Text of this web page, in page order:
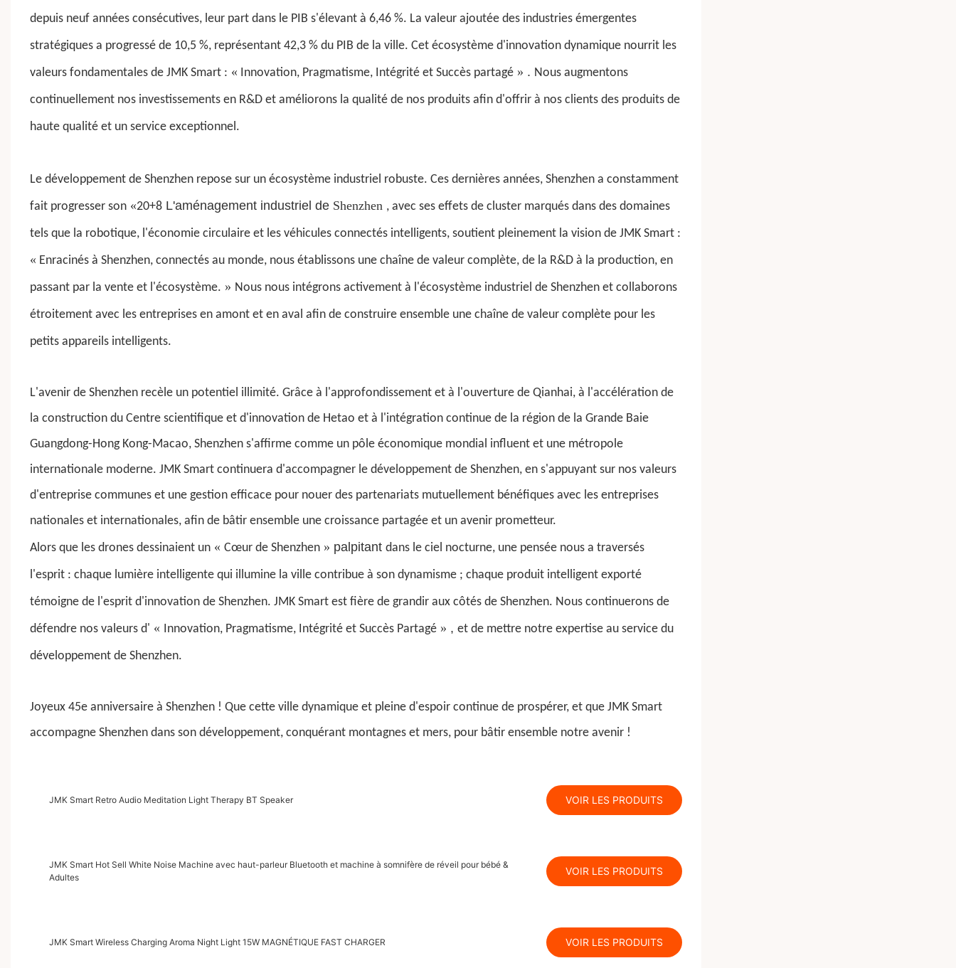
depuis neuf années consécutives, leur part dans le PIB s'élevant à 6,46 %. La valeur ajoutée des industries émergentes
stratégiques a progressé de 10,5 %, représentant 42,3 % du PIB de la ville. Cet écosystème d'innovation dynamique nourrit les
valeurs fondamentales de JMK Smart : « Innovation, Pragmatisme, Intégrité et Succès partagé» . Nous augmentons
continuellement nos investissements en R&D et améliorons la qualité de nos produits afin d'offrir à nos clients des produits de
haute qualité et un service exceptionnel.
Le développement de Shenzhen repose sur un écosystème industriel robuste. Ces dernières années, Shenzhen a constamment
fait progresser son «20+8L'aménagement industriel de Shenzhen , avec ses effets de cluster marqués dans des domaines
tels que la robotique, l'économie circulaire et les véhicules connectés intelligents, soutient pleinement la vision de JMK Smart :
« Enracinés à Shenzhen, connectés au monde, nous établissons une chaîne de valeur complète, de la R&D à la production, en
passant par la vente et l'écosystème. » Nous nous intégrons activement à l'écosystème industriel de Shenzhen et collaborons
étroitement avec les entreprises en amont et en aval afin de construire ensemble une chaîne de valeur complète pour les
petits appareils intelligents.
L'avenir de Shenzhen recèle un potentiel illimité. Grâce à l'approfondissement et à l'ouverture de Qianhai, à l'accélération de
la construction du Centre scientifique et d'innovation de Hetao et à l'intégration continue de la région de la Grande Baie
Guangdong-Hong Kong-Macao, Shenzhen s'affirme comme un pôle économique mondial influent et une métropole
internationale moderne. JMK Smartcontinuera d'accompagner le développement de Shenzhen, en s'appuyant sur nos valeurs
d'entreprise communes et une gestion efficace pour nouer des partenariats mutuellement bénéfiques avec les entreprises
nationales et internationales, afin de bâtir ensemble une croissance partagée et un avenir prometteur.
Alors que les drones dessinaient un « Cœur de Shenzhen » palpitant dans le ciel nocturne, une pensée nous a traversés
l'esprit : chaque lumière intelligente qui illumine la ville contribue à son dynamisme ; chaque produit intelligent exporté
témoigne de l'esprit d'innovation de Shenzhen. JMK Smartest fière de grandir aux côtés de Shenzhen. Nous continuerons de
défendre nos valeurs d' « Innovation, Pragmatisme, Intégrité et Succès Partagé » , et de mettre notre expertise au service du
développement de Shenzhen.
Joyeux 45e anniversaire à Shenzhen ! Que cette ville dynamique et pleine d'espoir continue de prospérer, et que JMK Smart
accompagne Shenzhen dans son développement, conquérant montagnes et mers, pour bâtir ensemble notre avenir !
JMK Smart Retro Audio Meditation Light Therapy BT Speaker VOIR LES PRODUITS
JMK Smart Hot Sell White Noise Machine avec haut-parleur Bluetooth et machine à somnifère de réveil pour bébé &
Adultes
VOIR LES PRODUITS
JMK Smart Wireless Charging Aroma Night Light 15W MAGNÉTIQUE FAST CHARGER VOIR LES PRODUITS